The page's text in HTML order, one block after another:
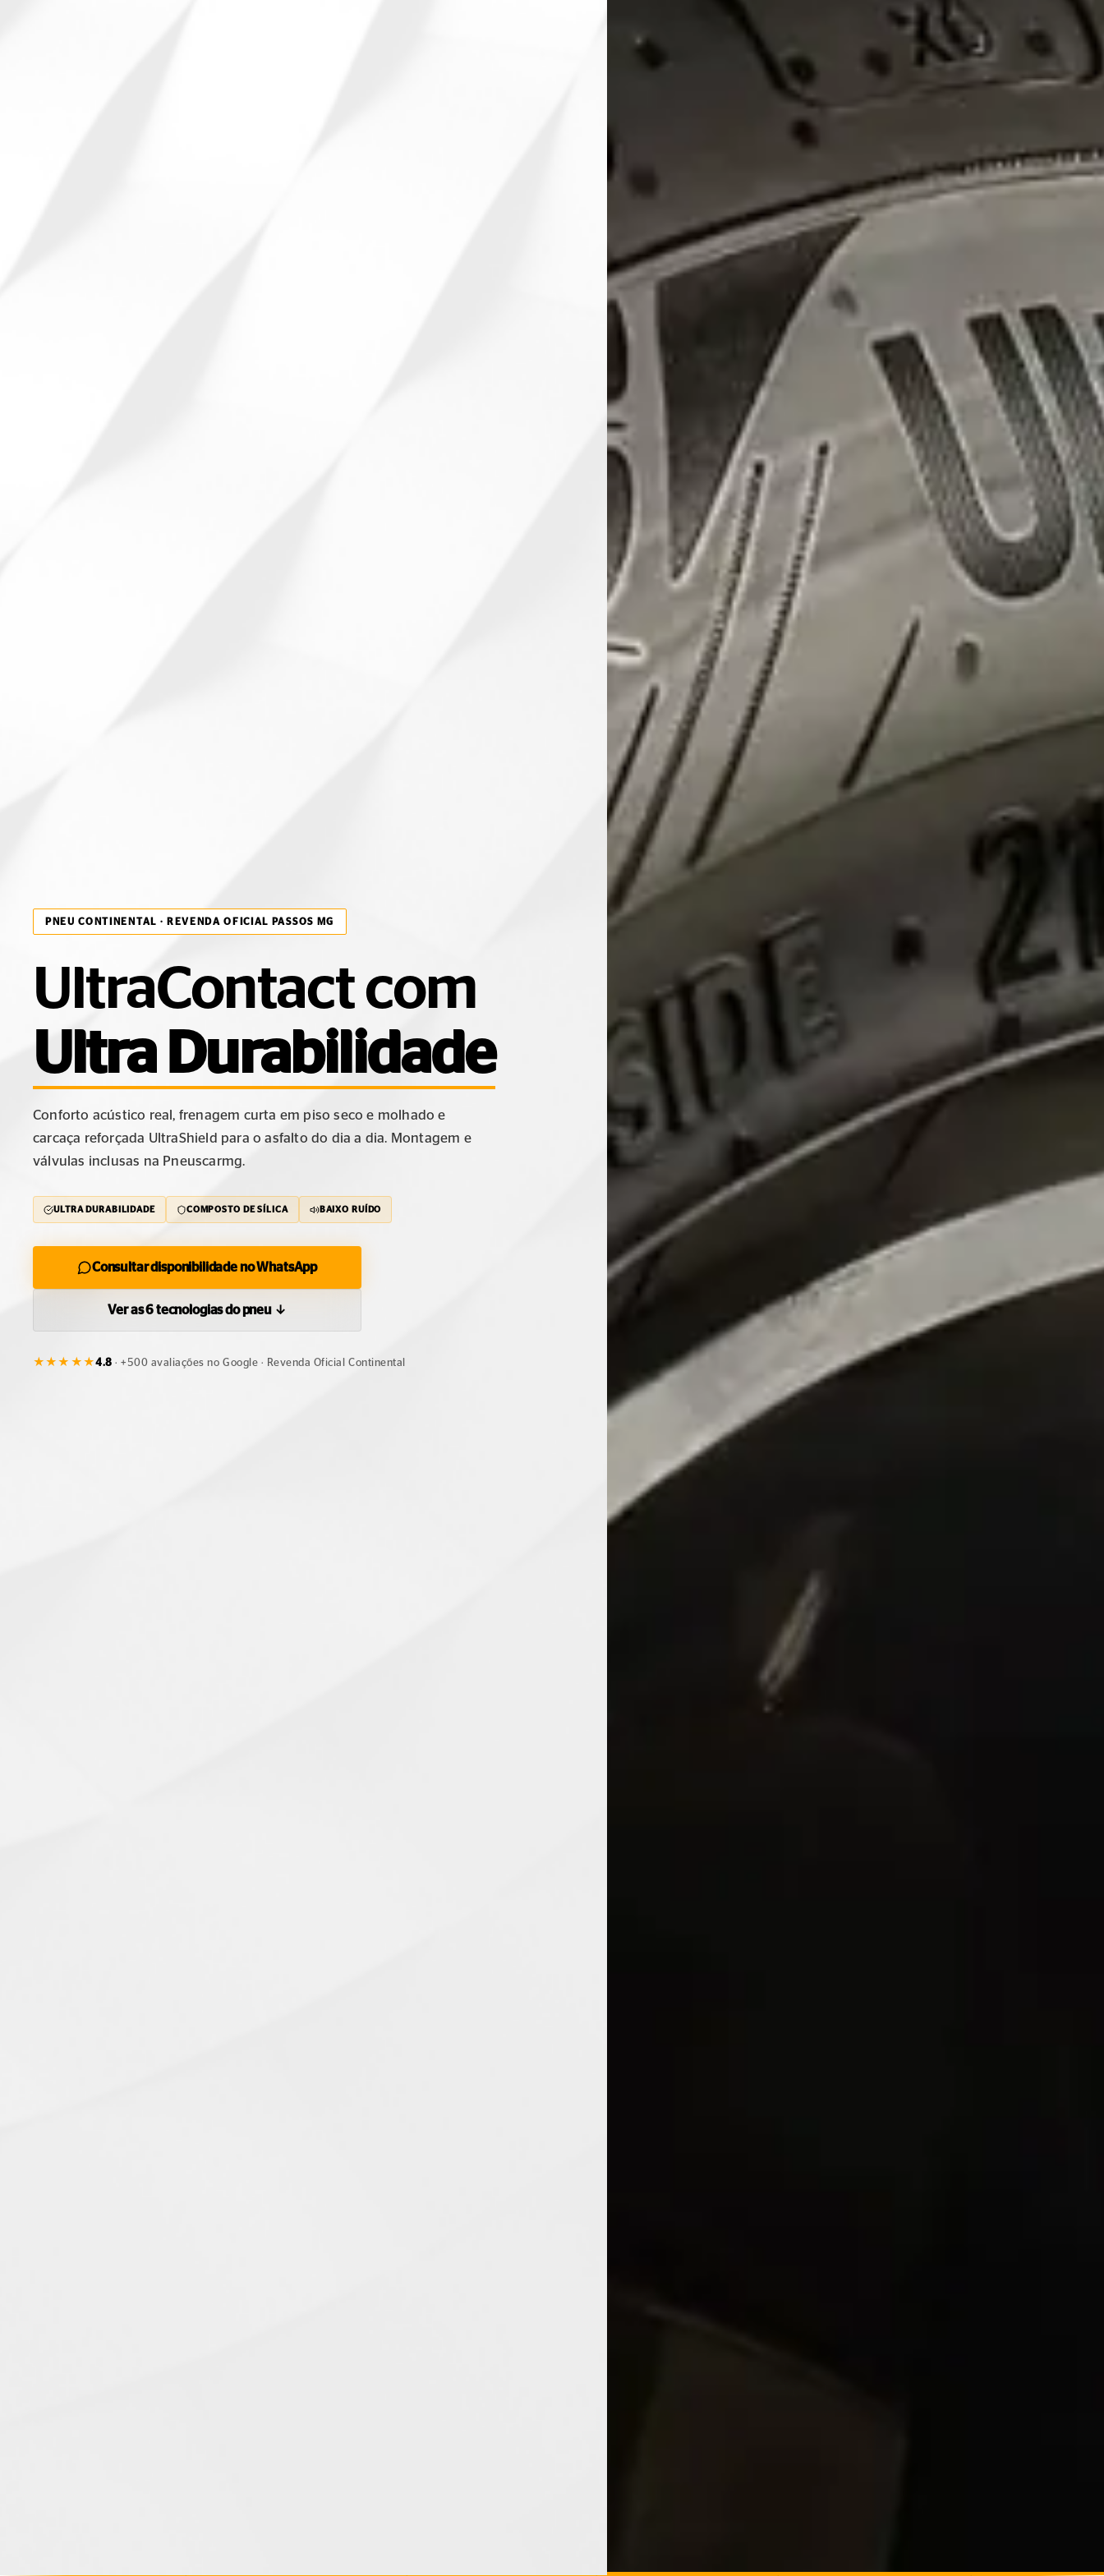
PNEU CONTINENTAL · REVENDA OFICIAL PASSOS MG
UltraContact com
Ultra Durabilidade
Conforto acústico real, frenagem curta em piso seco e molhado e
carcaça reforçada UltraShield para o asfalto do dia a dia. Montagem e
válvulas inclusas na Pneuscarmg.
ULTRA DURABILIDADE COMPOSTO DE SÍLICA BAIXO RUÍDO
Consultar disponibilidade no WhatsApp
Ver as 6 tecnologias do pneu ↓
★ ★ ★ ★ ★4.8 · +500 avaliações no Google · Revenda Oficial Continental